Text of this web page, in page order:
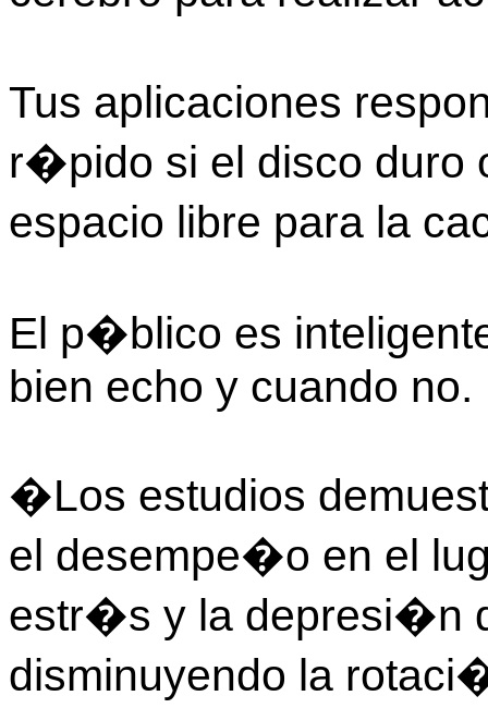
Tus aplicaciones
r�pido si el disco duro
espacio libre para la
El p�blico es
bien echo y cuando no.
�Los estudios
el desempe�o en el
estr�s y la depresi�n
disminuyendo la